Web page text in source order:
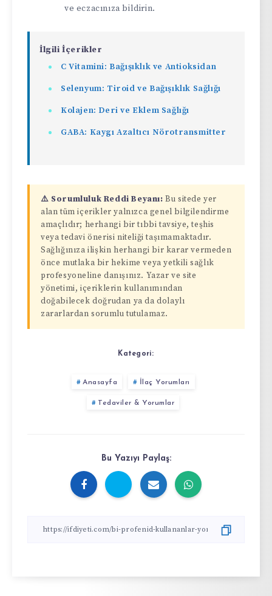
ve eczacınıza bildirin.
İlgili İçerikler
C Vitamini: Bağışıklık ve Antioksidan
Selenyum: Tiroid ve Bağışıklık Sağlığı
Kolajen: Deri ve Eklem Sağlığı
GABA: Kaygı Azaltıcı Nörotransmitter
⚠️ Sorumluluk Reddi Beyanı: Bu sitede yer
alan tüm içerikler yalnızca genel bilgilendirme
amaçlıdır; herhangi bir tıbbi tavsiye, teşhis
veya tedavi önerisi niteliği taşımamaktadır.
Sağlığınıza ilişkin herhangi bir karar vermeden
önce mutlaka bir hekime veya yetkili sağlık
profesyoneline danışınız. Yazar ve site
yönetimi, içeriklerin kullanımından
doğabilecek doğrudan ya da dolaylı
zararlardan sorumlu tutulamaz.
Kategori:
Anasayfa İlaç Yorumları
Tedaviler & Yorumlar
Bu Yazıyı Paylaş: